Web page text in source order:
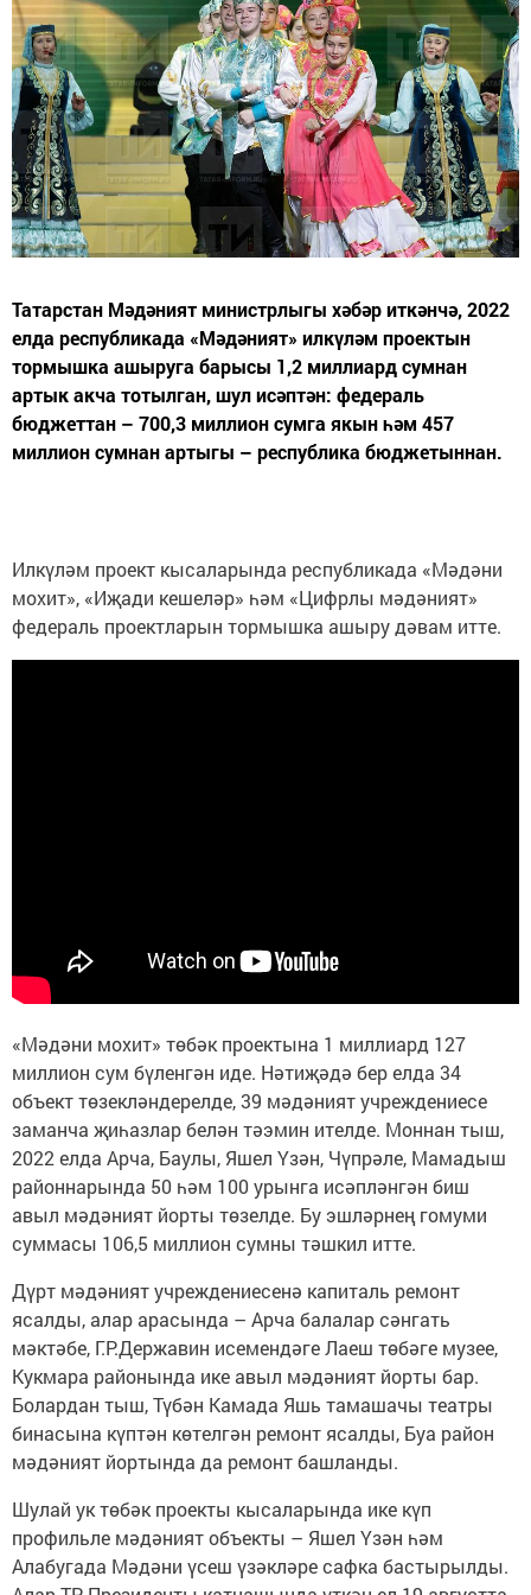
Татарстан Мәдәният министрлыгы хәбәр иткәнчә, 2022
елда республикада «Мәдәният» илкүләм проектын
тормышка ашыруга барысы 1,2 миллиард сумнан
артык акча тотылган, шул исәптән: федераль
бюджеттан – 700,3 миллион сумга якын һәм 457
миллион сумнан артыгы – республика бюджетыннан.
Илкүләм проект кысаларында республикада «Мәдәни
мохит», «Иҗади кешеләр» һәм «Цифрлы мәдәният»
федераль проектларын тормышка ашыру дәвам итте.
«Мәдәни мохит» төбәк проектына 1 миллиард 127
миллион сум бүленгән иде. Нәтиҗәдә бер елда 34
объект төзекләндерелде, 39 мәдәният учреждениесе
заманча җиһазлар белән тәэмин ителде. Моннан тыш,
2022 елда Арча, Баулы, Яшел Үзән, Чүпрәле, Мамадыш
районнарында 50 һәм 100 урынга исәпләнгән биш
авыл мәдәният йорты төзелде. Бу эшләрнең гомуми
суммасы 106,5 миллион сумны тәшкил итте.
Дүрт мәдәният учреждениесенә капиталь ремонт
ясалды, алар арасында – Арча балалар сәнгать
мәктәбе, Г.Р.Державин исемендәге Лаеш төбәге музее,
Кукмара районында ике авыл мәдәният йорты бар.
Болардан тыш, Түбән Камада Яшь тамашачы театры
бинасына күптән көтелгән ремонт ясалды, Буа район
мәдәният йортында да ремонт башланды.
Шулай ук төбәк проекты кысаларында ике күп
профильле мәдәният объекты – Яшел Үзән һәм
Алабугада Мәдәни үсеш үзәкләре сафка бастырылды.